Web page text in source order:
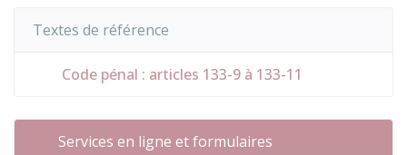
Textes de référence
Code pénal : articles 133-9 à 133-11
Services en ligne et formulaires